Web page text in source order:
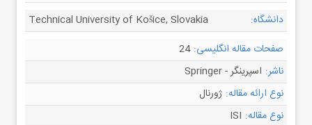
دانشگاه:
Technical University of Košice, Slovakia
صفحات مقاله انگلیسی: 24
ناشر: اسپرینگر - Springer
نوع ارائه مقاله: ژورنال
نوع مقاله: ISI